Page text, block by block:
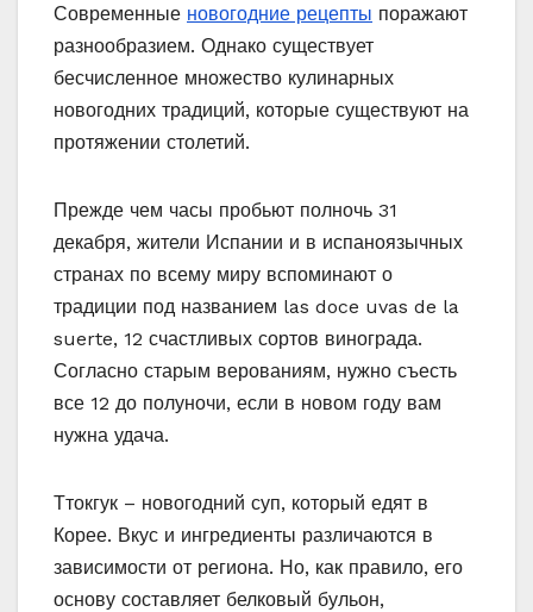
Современные новогодние рецепты поражают
разнообразием. Однако существует
бесчисленное множество кулинарных
новогодних традиций, которые существуют на
протяжении столетий.
Прежде чем часы пробьют полночь 31
декабря, жители Испании и в испаноязычных
странах по всему миру вспоминают о
традиции под названием las doce uvas de la
suerte, 12 счастливых сортов винограда.
Согласно старым верованиям, нужно съесть
все 12 до полуночи, если в новом году вам
нужна удача.
Ттокгук – новогодний суп, который едят в
Корее. Вкус и ингредиенты различаются в
зависимости от региона. Но, как правило, его
основу составляет белковый бульон,